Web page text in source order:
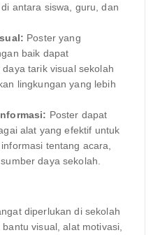
antara siswa, guru, dan
Poster yang
baik dapat
daya tarik visual sekolah
lingkungan yang lebih
Poster dapat
alat yang efektif untuk
tentang acara,
daya sekolah.
diperlukan di sekolah
visual, alat motivasi,